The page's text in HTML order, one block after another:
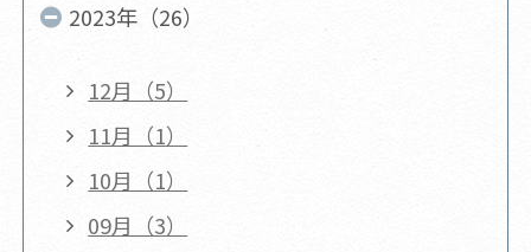
2023年（26）
12月（5）
11月（1）
10月（1）
09月（3）